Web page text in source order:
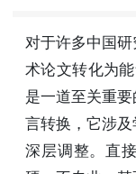
对于许多中国
术论文转化为
是一道至关重
言转换，它涉
深层调整。直